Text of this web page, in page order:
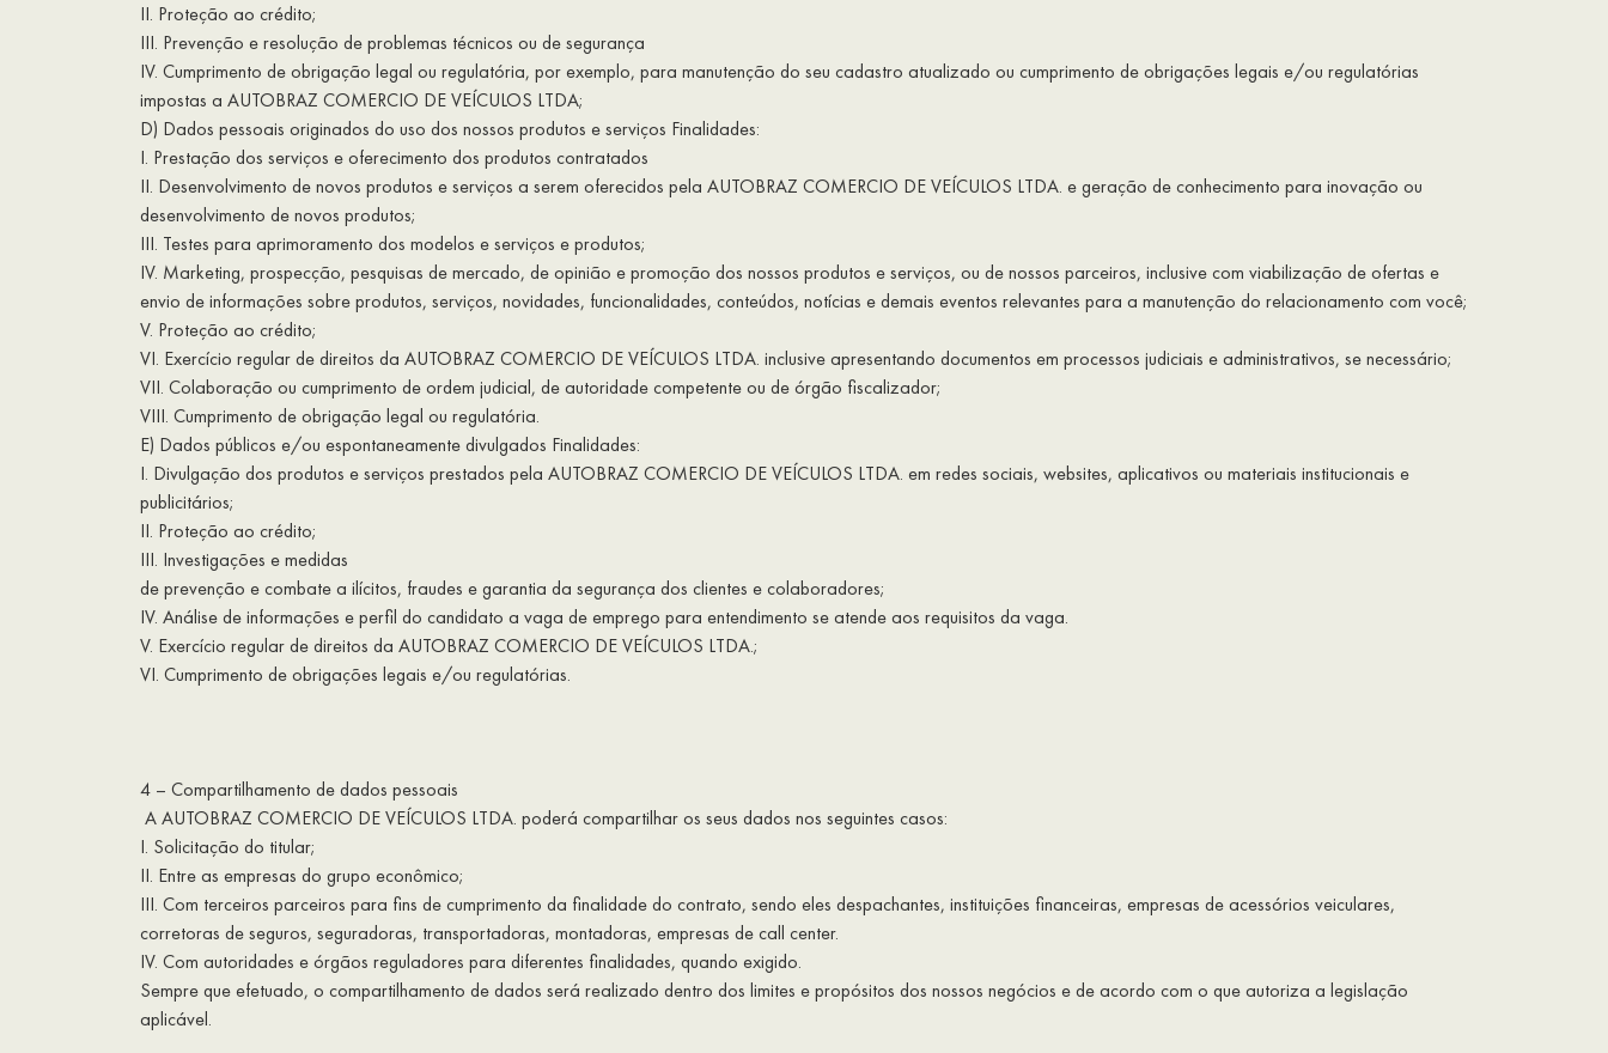
II. Proteção ao crédito;
III. Prevenção e resolução de problemas técnicos ou de segurança
IV. Cumprimento de obrigação legal ou regulatória, por exemplo, para manutenção do seu cadastro atualizado ou cumprimento de obrigações legais e/ou regulatórias
impostas a AUTOBRAZ COMERCIO DE VEÍCULOS LTDA;
D) Dados pessoais originados do uso dos nossos produtos e serviços Finalidades:
I. Prestação dos serviços e oferecimento dos produtos contratados
II. Desenvolvimento de novos produtos e serviços a serem oferecidos pela AUTOBRAZ COMERCIO DE VEÍCULOS LTDA. e geração de conhecimento para inovação ou
desenvolvimento de novos produtos;
III. Testes para aprimoramento dos modelos e serviços e produtos;
IV. Marketing, prospecção, pesquisas de mercado, de opinião e promoção dos nossos produtos e serviços, ou de nossos parceiros, inclusive com viabilização de ofertas e
envio de informações sobre produtos, serviços, novidades, funcionalidades, conteúdos, notícias e demais eventos relevantes para a manutenção do relacionamento com você;
V. Proteção ao crédito;
VI. Exercício regular de direitos da AUTOBRAZ COMERCIO DE VEÍCULOS LTDA. inclusive apresentando documentos em processos judiciais e administrativos, se necessário;
VII. Colaboração ou cumprimento de ordem judicial, de autoridade competente ou de órgão fiscalizador;
VIII. Cumprimento de obrigação legal ou regulatória.
E) Dados públicos e/ou espontaneamente divulgados Finalidades:
I. Divulgação dos produtos e serviços prestados pela AUTOBRAZ COMERCIO DE VEÍCULOS LTDA. em redes sociais, websites, aplicativos ou materiais institucionais e
publicitários;
II. Proteção ao crédito;
III. Investigações e medidas
de prevenção e combate a ilícitos, fraudes e garantia da segurança dos clientes e colaboradores;
IV. Análise de informações e perfil do candidato a vaga de emprego para entendimento se atende aos requisitos da vaga.
V. Exercício regular de direitos da AUTOBRAZ COMERCIO DE VEÍCULOS LTDA.;
VI. Cumprimento de obrigações legais e/ou regulatórias.
4 – Compartilhamento de dados pessoais
A AUTOBRAZ COMERCIO DE VEÍCULOS LTDA. poderá compartilhar os seus dados nos seguintes casos:
I. Solicitação do titular;
II. Entre as empresas do grupo econômico;
III. Com terceiros parceiros para fins de cumprimento da finalidade do contrato, sendo eles despachantes, instituições financeiras, empresas de acessórios veiculares,
corretoras de seguros, seguradoras, transportadoras, montadoras, empresas de call center.
IV. Com autoridades e órgãos reguladores para diferentes finalidades, quando exigido.
Sempre que efetuado, o compartilhamento de dados será realizado dentro dos limites e propósitos dos nossos negócios e de acordo com o que autoriza a legislação
aplicável.